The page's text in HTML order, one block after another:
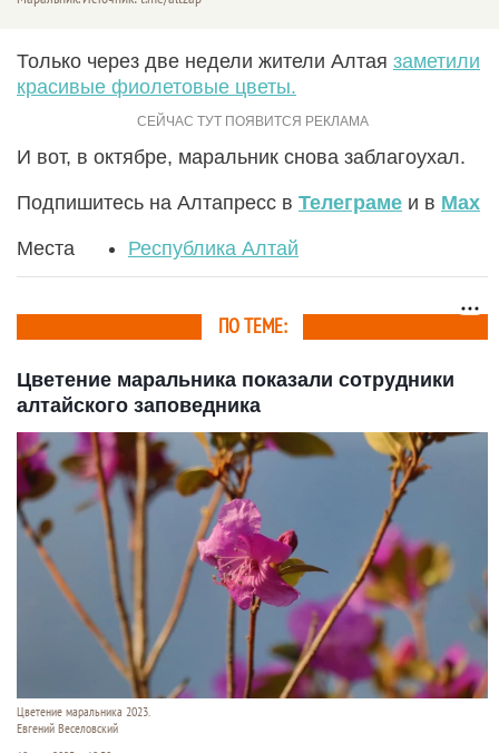
Только через две недели жители Алтая заметили
красивые фиолетовые цветы.
И вот, в октябре, маральник снова заблагоухал.
Подпишитесь на Алтапресс в Телеграме и в Max
Места Республика Алтай
ПО ТЕМЕ:
Цветение маральника показали сотрудники
алтайского заповедника
Цветение маральника 2023.
Евгений Веселовский